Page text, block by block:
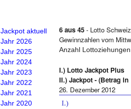
Jackpot aktuell
Jahr 2026
Jahr 2025
Jahr 2024
Jahr 2023
Jahr 2022
Jahr 2021
Jahr 2020
6 aus 45 - Lotto
Gewinnzahlen vom
Anzahl
I.) Lotto Jackpot Plus
II.) Jackpot - (Betrag
26. Dezember 2012
I.)